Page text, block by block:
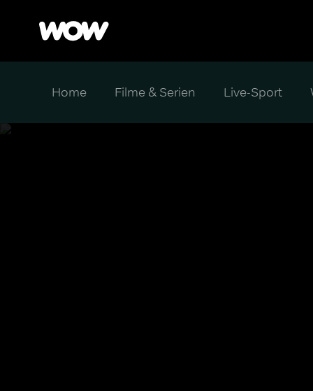
Home Filme & Serien Live-Sport